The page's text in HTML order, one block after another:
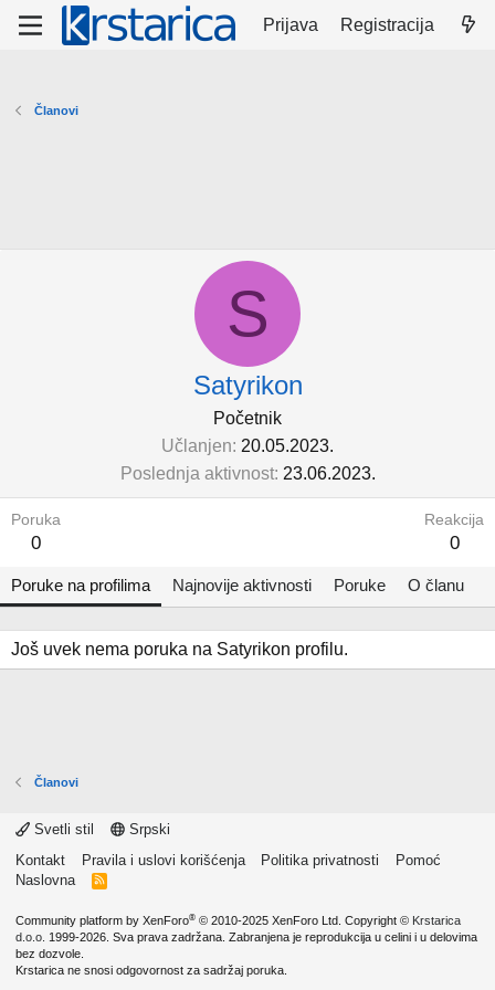
Prijava Registracija
Članovi
S
Satyrikon
Početnik
Učlanjen 20.05.2023.
Poslednja aktivnost 23.06.2023.
Poruka
0
Reakcija
0
Poruke na profilima Najnovije aktivnosti Poruke O članu
Još uvek nema poruka na Satyrikon profilu.
Članovi
Svetli stil
Srpski
Kontakt
Pravila i uslovi korišćenja Politika privatnosti
Pomoć
Naslovna
R
Community platform by XenForo® © 2010-2025 XenForo Ltd. Copyright © Krstarica
d.o.o. 1999-2026. Sva prava zadržana. Zabranjena je reprodukcija u celini i u delovima
bez dozvole.
Krstarica ne snosi odgovornost za sadržaj poruka.